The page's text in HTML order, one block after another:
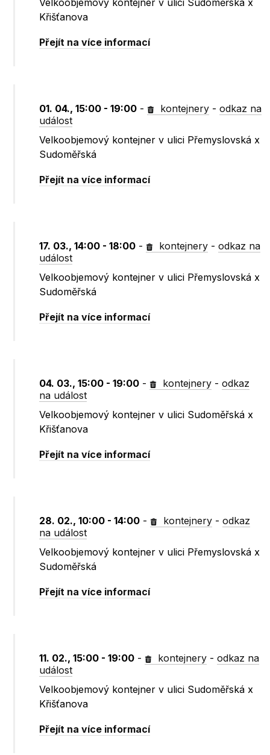
Velkoobjemový kontejner v ulici Sudoměřská x
Křišťanova
Přejít na více informací
01. 04., 15:00 - 19:00 - kontejnery -odkaz na
událost
Velkoobjemový kontejner v ulici Přemyslovská x
Sudoměřská
Přejít na více informací
17. 03., 14:00 - 18:00 - kontejnery -odkaz na
událost
Velkoobjemový kontejner v ulici Přemyslovská x
Sudoměřská
Přejít na více informací
04. 03., 15:00 - 19:00 - kontejnery -odkaz
na událost
Velkoobjemový kontejner v ulici Sudoměřská x
Křišťanova
Přejít na více informací
28. 02., 10:00 - 14:00 - kontejnery -odkaz
na událost
Velkoobjemový kontejner v ulici Přemyslovská x
Sudoměřská
Přejít na více informací
11. 02., 15:00 - 19:00 - kontejnery -odkaz na
událost
Velkoobjemový kontejner v ulici Sudoměřská x
Křišťanova
Přejít na více informací